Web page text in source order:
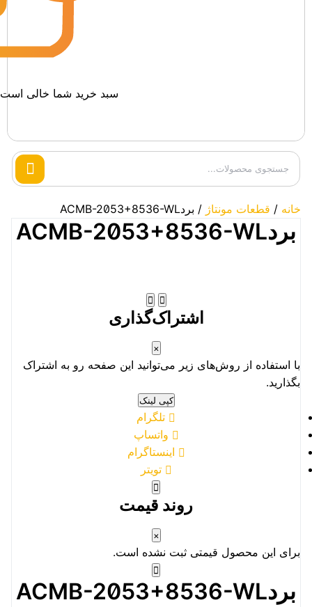
سبد خرید شما خالی
Search
خانه / قطعات مونتاژ / بردACMB-2053+8536-WL
بردACMB-2053+8536-WL
اشتراک‌گذاری
×
با استفاده از روش‌های زیر می‌توانید این صفحه رو به اشتراک
بگذارید.
کپی لینک
تلگرام
واتساپ
اینستاگرام
تویتر
روند قیمت
×
برای این محصول قیمتی ثبت نشده است.
بردACMB-2053+8536-WL